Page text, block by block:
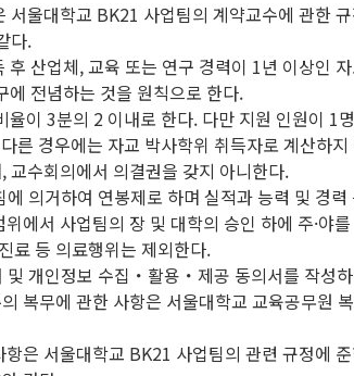
울대학교 BK21 사업팀의 계약교수에 관한
다.
산업체, 교육 또는 연구 경력이 1년 이상인
에 전념하는 것을 원칙으로 한다.
이 3분의 2 이내로 한다. 다만 지원 인원이
른 경우에는 자교 박사학위 취득자로 계산하
수회의에서 의결권을 갖지 아니한다.
의거하여 연봉제로 하며 실적과 능력 및 경력
에서 사업팀의 장 및 대학의 승인 하에 주·야
료 등 의료행위는 제외한다.
개인정보 수집・활용・제공 동의서를 작성
복무에 관한 사항은 서울대학교 교육공무원
은 서울대학교 BK21 사업팀의 관련 규정에